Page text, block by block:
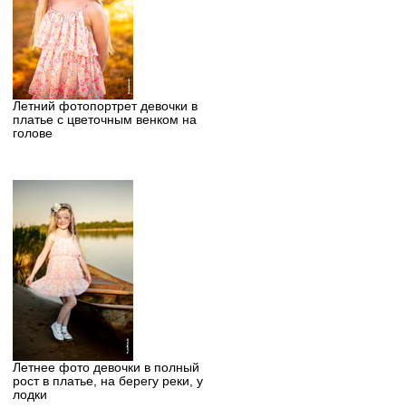
Летний фотопортрет девочки в
платье с цветочным венком на
голове
Летнее фото девочки в полный
рост в платье, на берегу реки, у
лодки